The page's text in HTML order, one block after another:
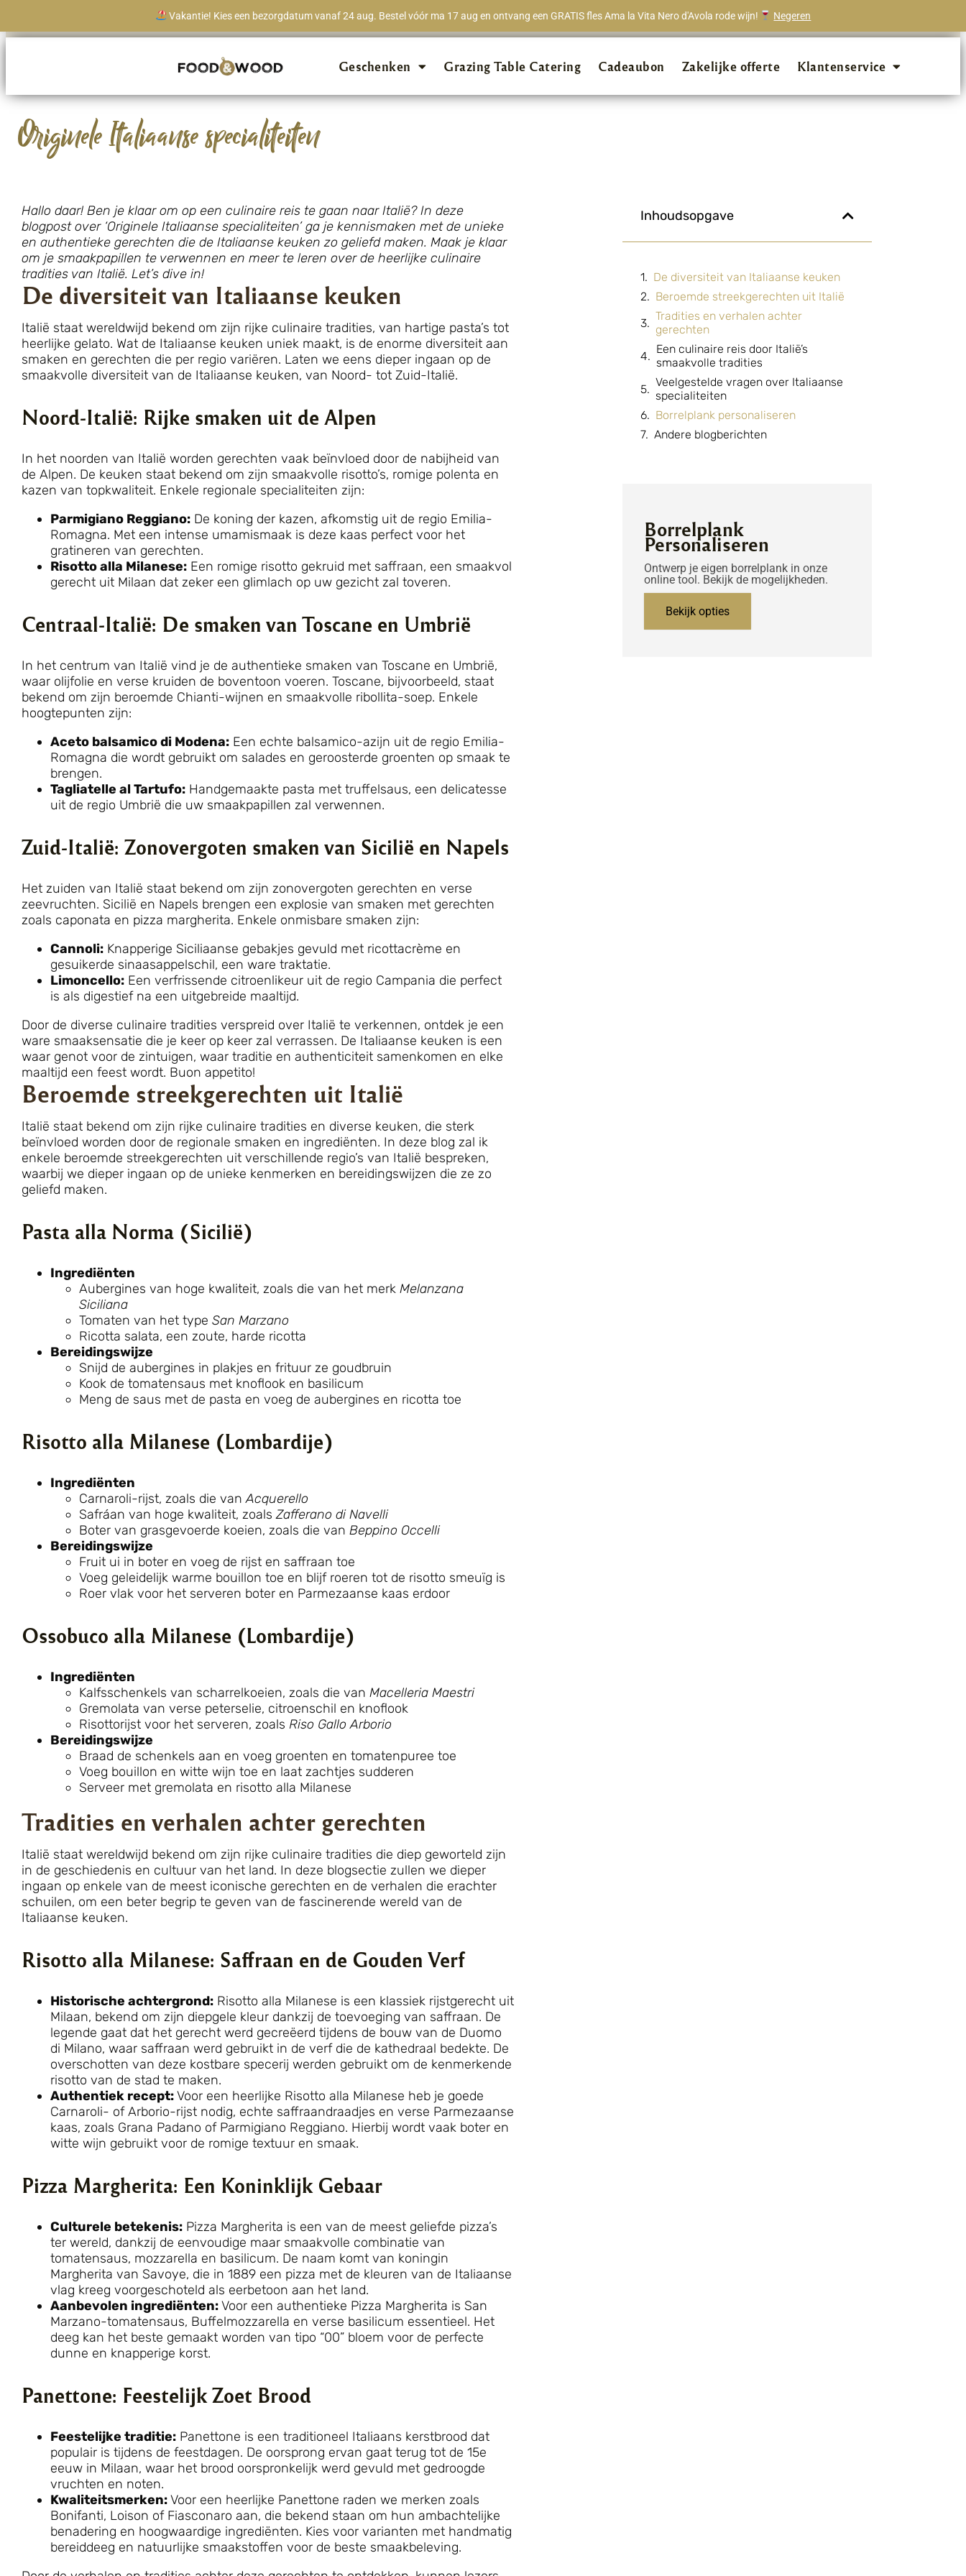
Vakantie! Kies een bezorgdatum vanaf 24 aug. Bestel vóór ma 17 aug en ontvang een GRATIS fles Ama la Vita Nero d'Avola rode wijn! Negeren
★★★★★98% van onze klanten beveelt ons aan!
Geschenken Grazing Table Catering Cadeaubon Zakelijke offerte Klantenservice
Originele Italiaanse specialiteiten
Hallo daar! Ben je klaar om op een culinaire reis te gaan naar Italië? In deze
blogpost over ‘Originele Italiaanse specialiteiten’ ga je kennismaken met de unieke
en authentieke gerechten die de Italiaanse keuken zo geliefd maken. Maak je klaar
om je smaakpapillen te verwennen en meer te leren over de heerlijke culinaire
tradities van Italië. Let’s dive in!
De diversiteit van Italiaanse keuken
Italië staat wereldwijd bekend om zijn rijke culinaire tradities, van hartige pasta’s tot
heerlijke gelato. Wat de Italiaanse keuken uniek maakt, is de enorme diversiteit aan
smaken en gerechten die per regio variëren. Laten we eens dieper ingaan op de
smaakvolle diversiteit van de Italiaanse keuken, van Noord- tot Zuid-Italië.
Noord-Italië: Rijke smaken uit de Alpen
In het noorden van Italië worden gerechten vaak beïnvloed door de nabijheid van
de Alpen. De keuken staat bekend om zijn smaakvolle risotto’s, romige polenta en
kazen van topkwaliteit. Enkele regionale specialiteiten zijn:
Parmigiano Reggiano: De koning der kazen, afkomstig uit de regio Emilia-
Romagna. Met een intense umamismaak is deze kaas perfect voor het
gratineren van gerechten.
Risotto alla Milanese: Een romige risotto gekruid met saffraan, een smaakvol
gerecht uit Milaan dat zeker een glimlach op uw gezicht zal toveren.
Centraal-Italië: De smaken van Toscane en Umbrië
In het centrum van Italië vind je de authentieke smaken van Toscane en Umbrië,
waar olijfolie en verse kruiden de boventoon voeren. Toscane, bijvoorbeeld, staat
bekend om zijn beroemde Chianti-wijnen en smaakvolle ribollita-soep. Enkele
hoogtepunten zijn:
Aceto balsamico di Modena: Een echte balsamico-azijn uit de regio Emilia-
Romagna die wordt gebruikt om salades en geroosterde groenten op smaak te
brengen.
Tagliatelle al Tartufo: Handgemaakte pasta met truffelsaus, een delicatesse
uit de regio Umbrië die uw smaakpapillen zal verwennen.
Zuid-Italië: Zonovergoten smaken van Sicilië en Napels
Het zuiden van Italië staat bekend om zijn zonovergoten gerechten en verse
zeevruchten. Sicilië en Napels brengen een explosie van smaken met gerechten
zoals caponata en pizza margherita. Enkele onmisbare smaken zijn:
Cannoli: Knapperige Siciliaanse gebakjes gevuld met ricottacrème en
gesuikerde sinaasappelschil, een ware traktatie.
Limoncello: Een verfrissende citroenlikeur uit de regio Campania die perfect
is als digestief na een uitgebreide maaltijd.
Door de diverse culinaire tradities verspreid over Italië te verkennen, ontdek je een
ware smaaksensatie die je keer op keer zal verrassen. De Italiaanse keuken is een
waar genot voor de zintuigen, waar traditie en authenticiteit samenkomen en elke
maaltijd een feest wordt. Buon appetito!
Beroemde streekgerechten uit Italië
Italië staat bekend om zijn rijke culinaire tradities en diverse keuken, die sterk
beïnvloed worden door de regionale smaken en ingrediënten. In deze blog zal ik
enkele beroemde streekgerechten uit verschillende regio’s van Italië bespreken,
waarbij we dieper ingaan op de unieke kenmerken en bereidingswijzen die ze zo
geliefd maken.
Pasta alla Norma (Sicilië)
Ingrediënten
Aubergines van hoge kwaliteit, zoals die van het merk Melanzana
Siciliana
Tomaten van het type San Marzano
Ricotta salata, een zoute, harde ricotta
Bereidingswijze
Snijd de aubergines in plakjes en frituur ze goudbruin
Kook de tomatensaus met knoflook en basilicum
Meng de saus met de pasta en voeg de aubergines en ricotta toe
Risotto alla Milanese (Lombardije)
Ingrediënten
Carnaroli-rijst, zoals die vanAcquerello
Safráan van hoge kwaliteit, zoalsZafferano di Navelli
Boter van grasgevoerde koeien, zoals die van Beppino Occelli
Bereidingswijze
Fruit ui in boter en voeg de rijst en saffraan toe
Voeg geleidelijk warme bouillon toe en blijf roeren tot de risotto smeuïg is
Roer vlak voor het serveren boter en Parmezaanse kaas erdoor
Ossobuco alla Milanese (Lombardije)
Ingrediënten
Kalfsschenkels van scharrelkoeien, zoals die van Macelleria Maestri
Gremolata van verse peterselie, citroenschil en knoflook
Risottorijst voor het serveren, zoals Riso Gallo Arborio
Bereidingswijze
Braad de schenkels aan en voeg groenten en tomatenpuree toe
Voeg bouillon en witte wijn toe en laat zachtjes sudderen
Serveer met gremolata en risotto alla Milanese
Tradities en verhalen achter gerechten
Italië staat wereldwijd bekend om zijn rijke culinaire tradities die diep geworteld zijn
in de geschiedenis en cultuur van het land. In deze blogsectie zullen we dieper
ingaan op enkele van de meest iconische gerechten en de verhalen die erachter
schuilen, om een beter begrip te geven van de fascinerende wereld van de
Italiaanse keuken.
Risotto alla Milanese: Saffraan en de Gouden Verf
Historische achtergrond: Risotto alla Milanese is een klassiek rijstgerecht uit
Milaan, bekend om zijn diepgele kleur dankzij de toevoeging van saffraan. De
legende gaat dat het gerecht werd gecreëerd tijdens de bouw van de Duomo
di Milano, waar saffraan werd gebruikt in de verf die de kathedraal bedekte. De
overschotten van deze kostbare specerij werden gebruikt om de kenmerkende
risotto van de stad te maken.
Authentiek recept:Voor een heerlijke Risotto alla Milanese heb je goede
Carnaroli- of Arborio-rijst nodig, echte saffraandraadjes en verse Parmezaanse
kaas, zoals Grana Padano of Parmigiano Reggiano. Hierbij wordt vaak boter en
witte wijn gebruikt voor de romige textuur en smaak.
Pizza Margherita: Een Koninklijk Gebaar
Culturele betekenis: Pizza Margherita is een van de meest geliefde pizza’s
ter wereld, dankzij de eenvoudige maar smaakvolle combinatie van
tomatensaus, mozzarella en basilicum. De naam komt van koningin
Margherita van Savoye, die in 1889 een pizza met de kleuren van de Italiaanse
vlag kreeg voorgeschoteld als eerbetoon aan het land.
Aanbevolen ingrediënten:Voor een authentieke Pizza Margherita is San
Marzano-tomatensaus, Buffelmozzarella en verse basilicum essentieel. Het
deeg kan het beste gemaakt worden van tipo “00” bloem voor de perfecte
dunne en knapperige korst.
Panettone: Feestelijk Zoet Brood
Feestelijke traditie: Panettone is een traditioneel Italiaans kerstbrood dat
populair is tijdens de feestdagen. De oorsprong ervan gaat terug tot de 15e
eeuw in Milaan, waar het brood oorspronkelijk werd gevuld met gedroogde
vruchten en noten.
Kwaliteitsmerken:Voor een heerlijke Panettone raden we merken zoals
Bonifanti, Loison of Fiasconaro aan, die bekend staan om hun ambachtelijke
benadering en hoogwaardige ingrediënten. Kies voor varianten met handmatig
bereiddeeg en natuurlijke smaakstoffen voor de beste smaakbeleving.
Inhoudsopgave
De diversiteit van Italiaanse keuken
Beroemde streekgerechten uit Italië
Tradities en verhalen achter
gerechten
Een culinaire reis door Italië’s
smaakvolle tradities
Veelgestelde vragen over Italiaanse
specialiteiten
Borrelplank personaliseren
Andere blogberichten
Borrelplank
Personaliseren
Ontwerp je eigen borrelplank in onze
online tool. Bekijk de mogelijkheden.
Bekijk opties